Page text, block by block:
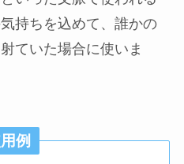
持ちを込めて、誰かの
ていた場合に使いま
例